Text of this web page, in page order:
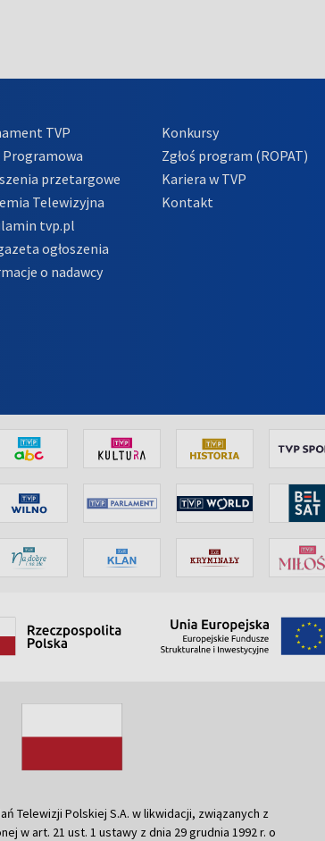
TVP
Programowa
przetargowe
Telewizyjna
tvp.pl
ogłoszenia
o nadawcy
Konkursy
Zgłoś program (ROPAT)
Kariera w TVP
Kontakt
Telewizji Polskiej S.A. w likwidacji, związanych z
w art. 21 ust. 1 ustawy z dnia 29 grudnia 1992 r. o